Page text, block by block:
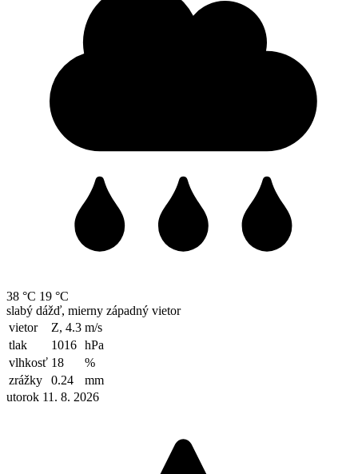
38 °C 19 °C
slabý dážď, mierny západný vietor
vietor
Z, 4.3 m/s
tlak
1016 hPa
vlhkosť 18
%
zrážky
0.24
mm
utorok 11. 8. 2026